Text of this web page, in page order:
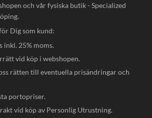
och vår fysiska butik - Specialized
Dig som kund:
inkl. 25% moms.
vid köp i webshopen.
rätten till eventuella prisändringar och
portopriser.
vid köp av Personlig Utrustning.